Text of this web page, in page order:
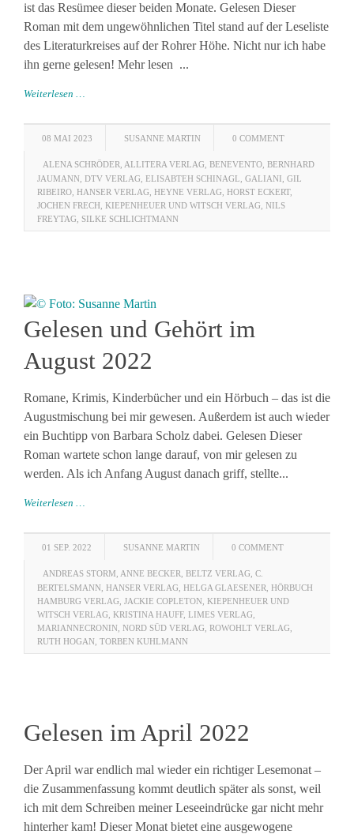
ist das Resümee dieser beiden Monate. Gelesen Dieser
Roman mit dem ungewöhnlichen Titel stand auf der Leseliste
des Literaturkreises auf der Rohrer Höhe. Nicht nur ich habe
ihn gerne gelesen! Mehr lesen ...
Weiterlesen …
08 MAI 2023 SUSANNE MARTIN 0 COMMENT
ALENA SCHRÖDER ALLITERA VERLAG BENEVENTO BERNHARD
JAUMANN DTV VERLAG ELISABTEH SCHINAGL GALIANI GIL
RIBEIRO HANSER VERLAG HEYNE VERLAG HORST ECKERT,
JOCHEN FRECH KIEPENHEUER UND WITSCH VERLAG NILS
FREYTAG SILKE SCHLICHTMANN
Gelesen und Gehört im
August 2022
Romane, Krimis, Kinderbücher und ein Hörbuch – das ist die
Augustmischung bei mir gewesen. Außerdem ist auch wieder
ein Buchtipp von Barbara Scholz dabei. Gelesen Dieser
Roman wartete schon lange darauf, von mir gelesen zu
werden. Als ich Anfang August danach griff, stellte...
Weiterlesen …
01 SEP. 2022 SUSANNE MARTIN 0 COMMENT
ANDREAS STORM ANNE BECKER BELTZ VERLAG C.
BERTELSMANN HANSER VERLAG HELGA GLAESENER HÖRBUCH
HAMBURG VERLAG JACKIE COPLETON KIEPENHEUER UND
WITSCH VERLAG KRISTINA HAUFF, LIMES VERLAG
MARIANNECRONIN NORD SÜD VERLAG ROWOHLT VERLAG
RUTH HOGAN TORBEN KUHLMANN
Gelesen im April 2022
Der April war endlich mal wieder ein richtiger Lesemonat –
die Zusammenfassung kommt deutlich später als sonst, weil
ich mit dem Schreiben meiner Leseeindrücke gar nicht mehr
hinterher kam! Dieser Monat bietet eine ausgewogene